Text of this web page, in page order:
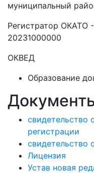
муниципальный
Регистратор ОКАТО
20231000000
ОКВЕД
Образование
свидетельство
регистрации
свидетельство
Лицензия
Устав новая